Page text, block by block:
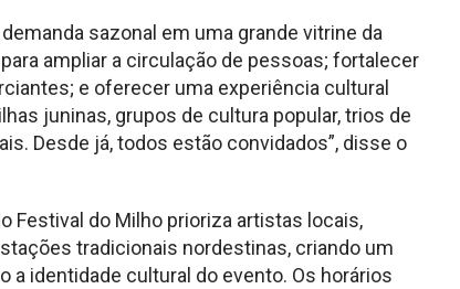
sazonal em uma grande vitrine da
ampliar a circulação de pessoas; fortalecer
e oferecer uma experiência cultural
juninas, grupos de cultura popular, trios de
Desde já, todos estão convidados”, disse o
Festival do Milho prioriza artistas locais,
tradicionais nordestinas, criando um
a identidade cultural do evento. Os horários